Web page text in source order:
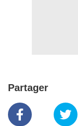
Partager